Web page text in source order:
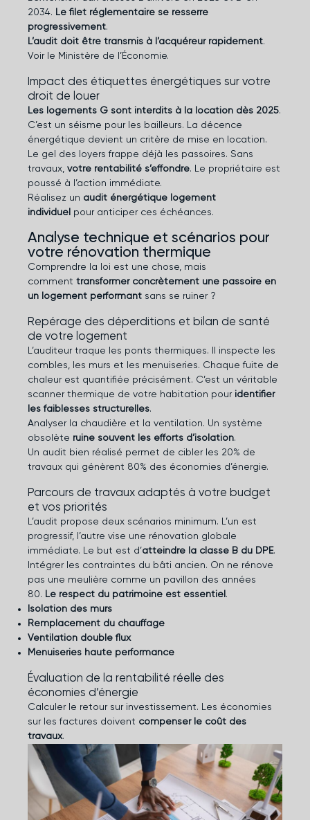
2034. Le filet réglementaire se resserre
progressivement.
L’audit doit être transmis à l’acquéreur rapidement.
Voir le Ministère de l’Économie.
Impact des étiquettes énergétiques sur votre
droit de louer
Les logements G sont interdits à la location dès 2025.
C’est un séisme pour les bailleurs. La décence
énergétique devient un critère de mise en location.
Le gel des loyers frappe déjà les passoires. Sans
travaux, votre rentabilité s’effondre. Le propriétaire est
poussé à l’action immédiate.
Réalisez un audit énergétique logement
individuel pour anticiper ces échéances.
Analyse technique et scénarios pour
votre rénovation thermique
Comprendre la loi est une chose, mais
comment transformer concrètement une passoire en
un logement performant sans se ruiner ?
Repérage des déperditions et bilan de santé
de votre logement
L’auditeur traque les ponts thermiques. Il inspecte les
combles, les murs et les menuiseries. Chaque fuite de
chaleur est quantifiée précisément. C’est un véritable
scanner thermique de votre habitation pour identifier
les faiblesses structurelles.
Analyser la chaudière et la ventilation. Un système
obsolète ruine souvent les efforts d’isolation.
Un audit bien réalisé permet de cibler les 20% de
travaux qui génèrent 80% des économies d’énergie.
Parcours de travaux adaptés à votre budget
et vos priorités
L’audit propose deux scénarios minimum. L’un est
progressif, l’autre vise une rénovation globale
immédiate. Le but est d’atteindre la classe B du DPE.
Intégrer les contraintes du bâti ancien. On ne rénove
pas une meulière comme un pavillon des années
80. Le respect du patrimoine est essentiel .
Isolation des murs
Remplacement du chauffage
Ventilation double flux
Menuiseries haute performance
Évaluation de la rentabilité réelle des
économies d’énergie
Calculer le retour sur investissement. Les économies
sur les factures doivent compenser le coût des
travaux.